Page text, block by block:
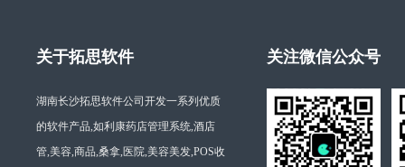
关于拓思软件
湖南长沙拓思软件公司开发一系列优质
的软件产品,如利康药店管理系统,酒店
管,美容,商品,桑拿,医院,美容美发,POS收
关注微信公众号